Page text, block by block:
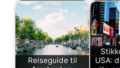
Reiseguide til
USA: